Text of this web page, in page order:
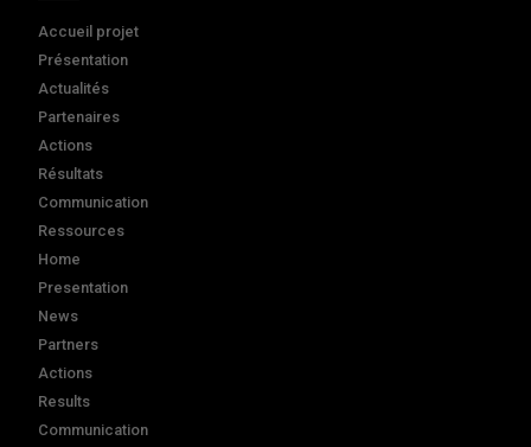
Accueil projet
Présentation
Actualités
Partenaires
Actions
Résultats
Communication
Ressources
Home
Presentation
News
Partners
Actions
Results
Communication